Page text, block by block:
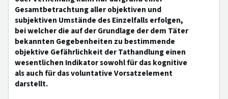
Gesamtbetrachtung aller objektiven und
subjektiven Umstände des Einzelfalls erfolgen,
bei welcher die auf der Grundlage der dem Täter
bekannten Gegebenheiten zu bestimmende
objektive Gefährlichkeit der Tathandlung einen
wesentlichen Indikator sowohl für das kognitive
als auch für das voluntative Vorsatzelement
darstellt.